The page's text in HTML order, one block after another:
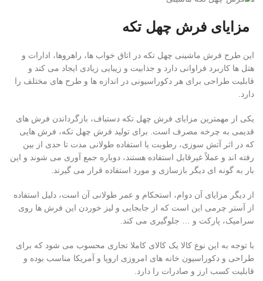
مزایای فرش چهل تکه
این طرح فرش ماشینی چهل تکه در اتاق خواب ها، راهروها، ادارات و
هتل ها کاربرد فراوانی دارد و جذابیت و زیبایی زیادی ایجاد می کند و
قابلیت طراحی برای هر دکوراسیونی در اندازه ها و طرح های مختلف را
دارد.
یکی از مهمترین مزایای فرش چهل تکه دستباف، بازگرداندن فرش های
قدیمی به چرخه مصرف است. برای تولید فرش چهل تکه، فرش هایی
که در اثر آتش سوزی، رطوبت یا استفاده طولانی مدت تا حدی از بین
رفته اند و عملاً غیرقابل استفاده هستند، دوباره جمع آوری می شوند و این
بار به گونه ای دیگر بازسازی و مورد استفاده قرار می گیرند.
از دیگر مزایای آن دوام، استحکام و عمر طولانی آن است، دلیل استفاده
از آستر چرمی این است که از جابجایی و لیز خوردن این فرش ها روی
سرامیک، پارکت و … جلوگیری می کند.
با توجه به این نوع کالا یک کالای کاملا تجاری محسوب می شود که برای
طراحی و دکوراسیون خانه های امروزی اروپا و آمریکا مناسب بوده و
قابلیت کسب ارز و صادرات را دارد.